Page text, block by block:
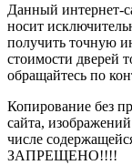
Данный интернет-
носит
получить точную
стоимости дверей
обращайтесь по
Копирование без
сайта,
числе
ЗАПРЕЩЕНО!!!!